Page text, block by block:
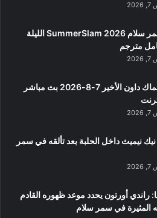
عرض سمر سلام SummerSlam 2026 الليلة
مترجم
عرض سماك داون الأخير 7-8-2026 بث مباشر
نيميث داخل الحلبة بعد تألقه في سمر
راندي أورتون يحدد موعد ظهوره القادم
المثيرة في سمر سلام